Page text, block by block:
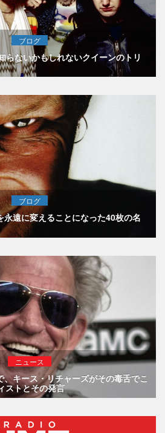
ブログ
らないかもしれないクイーンのトリ
ブログ
遠に変えることになった40枚の名
ニュース
キース・リチャーズがその毒舌でこ
ストとその発言